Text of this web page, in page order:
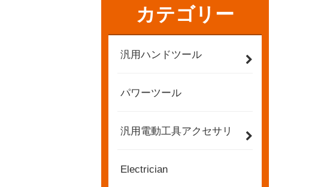
カテゴリー
汎用ハンドツール
パワーツール
汎用電動工具アクセサリ
Electrician